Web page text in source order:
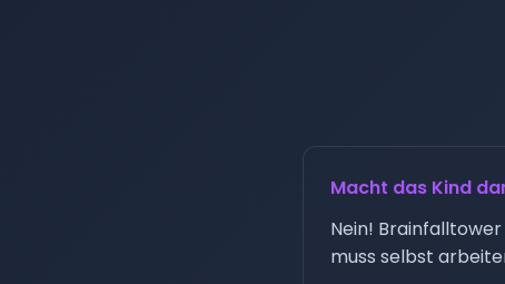
Macht das Kind
Nein!
muss selbst